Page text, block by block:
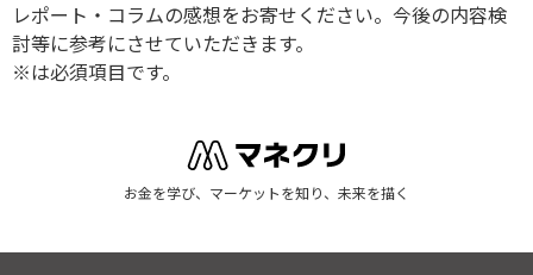
レポート・コラムの感想をお寄せください。今後の内容検
討等に参考にさせていただきます。
※は必須項目です。
お金を学び、マーケットを知り、未来を描く